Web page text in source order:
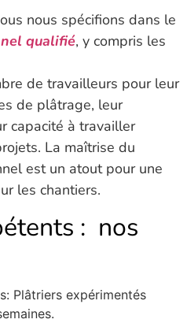
nous spécifions dans le
qualifié, y compris les
de travailleurs pour leur
de plâtrage, leur
capacité à travailler
La maîtrise du
est un atout pour une
les chantiers.
: nos
Plâtriers expérimentés